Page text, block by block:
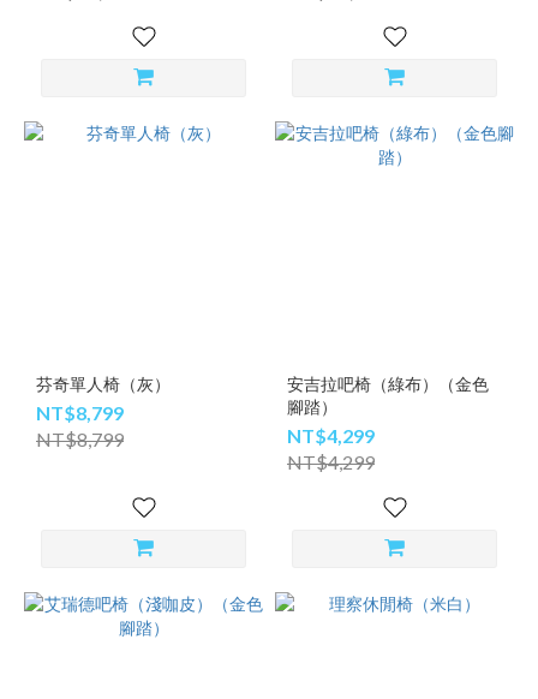
芬奇單人椅（灰）
NT$8,799
NT$8,799
安吉拉吧椅（綠布）（金色
腳踏）
NT$4,299
NT$4,299